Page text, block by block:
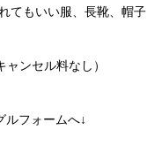
もいい服、長靴、帽子
ンセル料なし）
ルフォームへ↓